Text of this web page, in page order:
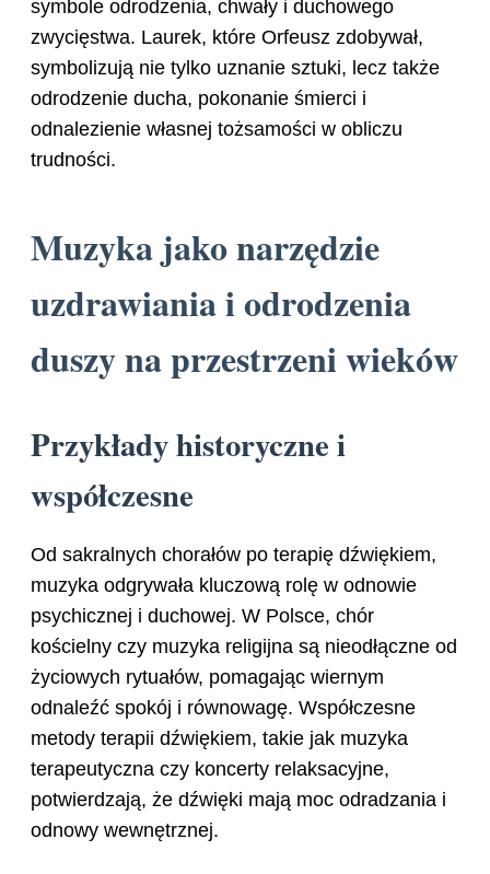
symbole odrodzenia, chwały i duchowego
zwycięstwa. Laurek, które Orfeusz zdobywał,
symbolizują nie tylko uznanie sztuki, lecz także
odrodzenie ducha, pokonanie śmierci i
odnalezienie własnej tożsamości w obliczu
trudności.
Muzyka jako narzędzie
uzdrawiania i odrodzenia
duszy na przestrzeni wieków
Przykłady historyczne i
współczesne
Od sakralnych chorałów po terapię dźwiękiem,
muzyka odgrywała kluczową rolę w odnowie
psychicznej i duchowej. W Polsce, chór
kościelny czy muzyka religijna są nieodłączne od
życiowych rytuałów, pomagając wiernym
odnaleźć spokój i równowagę. Współczesne
metody terapii dźwiękiem, takie jak muzyka
terapeutyczna czy koncerty relaksacyjne,
potwierdzają, że dźwięki mają moc odradzania i
odnowy wewnętrznej.